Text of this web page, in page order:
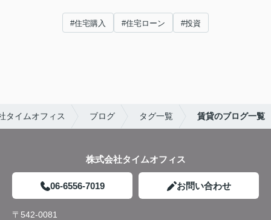
#住宅購入 #住宅ローン #投資
タイムオフィス ブログ タグ一覧 賃貸のブログ一覧
株式会社タイムオフィス
06-6556-7019 お問い合わせ
〒542-0081